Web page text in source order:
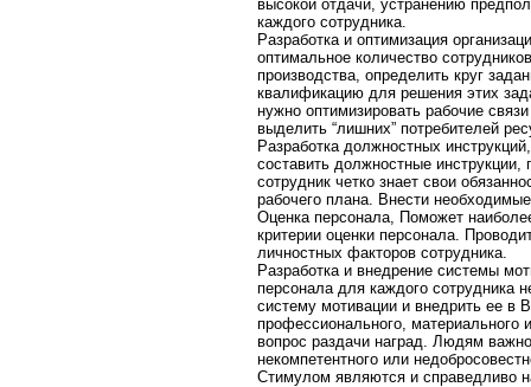
высокой отдачи, устранению
каждого сотрудника.
Разработка и оптимизация
оптимальное количество
производства, определить круг
квалификацию для решения этих
нужно оптимизировать рабочие
выделить “лишних” потребителей
Разработка должностных
составить должностные
сотрудник четко знает свои
рабочего плана. Внести
Оценка персонала, Поможет
критерии оценки персонала.
личностных факторов сотрудника.
Разработка и внедрение системы
персонала для каждого сотрудника
систему мотивации и внедрить ее в
профессионального, материального
вопрос раздачи наград. Людям
некомпетентного или
Стимулом являются и справедливо